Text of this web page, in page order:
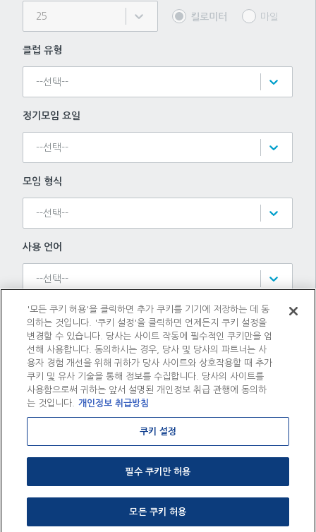
25 킬로미터 마일
클럽 유형
--선택--
정기모임 요일
--선택--
모임 형식
--선택--
사용 언어
--선택--
검색
모든 필터 해제
검색 기준을 1가지 이상 입력하세요.
'모든 쿠키 허용'을 클릭하면 추가 쿠키를 기기에 저장하는 데 동
의하는 것입니다. '쿠키 설정'을 클릭하면 언제든지 쿠키 설정을
변경할 수 있습니다. 당사는 사이트 작동에 필수적인 쿠키만을 엄
선해 사용합니다. 동의하시는 경우, 당사 및 당사의 파트너는 사
용자 경험 개선을 위해 귀하가 당사 사이트와 상호작용할 때 추가
쿠키 및 유사 기술을 통해 정보를 수집합니다. 당사의 사이트를
사용함으로써 귀하는 앞서 설명된 개인정보 취급 관행에 동의하
는 것입니다.
개인정보 취급방침
쿠키 설정
필수 쿠키만 허용
모든 쿠키 허용